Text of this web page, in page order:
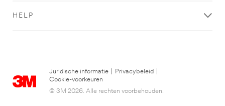
HELP
Juridische informatie Privacybeleid
Cookie-voorkeuren
© 3M 2026. Alle rechten voorbehouden.